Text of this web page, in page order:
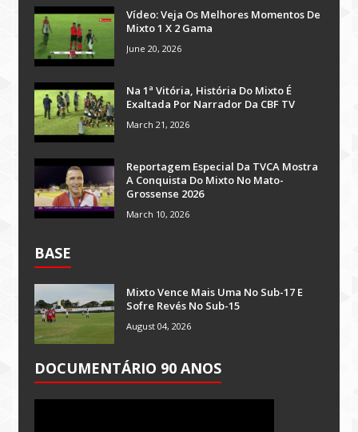
Vídeo: Veja Os Melhores Momentos De
Mixto 1 X 2 Gama
June 20, 2026
Na 1ª Vitória, História Do Mixto É
Exaltada Por Narrador Da CBF TV
March 21, 2026
Reportagem Especial Da TVCA Mostra
A Conquista Do Mixto No Mato-
Grossense 2026
March 10, 2026
BASE
Mixto Vence Mais Uma No Sub-17 E
Sofre Revés No Sub-15
August 04, 2026
DOCUMENTÁRIO 90 ANOS